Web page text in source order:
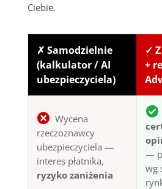
Ciebie.
✗ Samodzielnie
(kalkulator / AI
ubezpieczyciela)
✓
+
Wycena
rzeczoznawcy
ubezpieczyciela —
interes płatnika,
ryzyko zaniżenia
—
wg